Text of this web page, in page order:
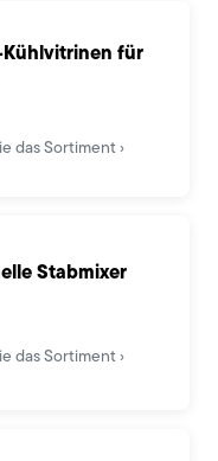
Kühlvitrinen für
das Sortiment
Stabmixer
das Sortiment